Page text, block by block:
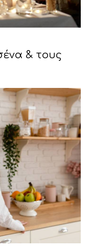
& τους